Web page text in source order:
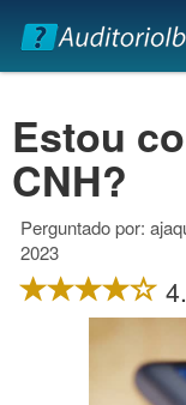
Estou
CNH?
Perguntado por:
2023